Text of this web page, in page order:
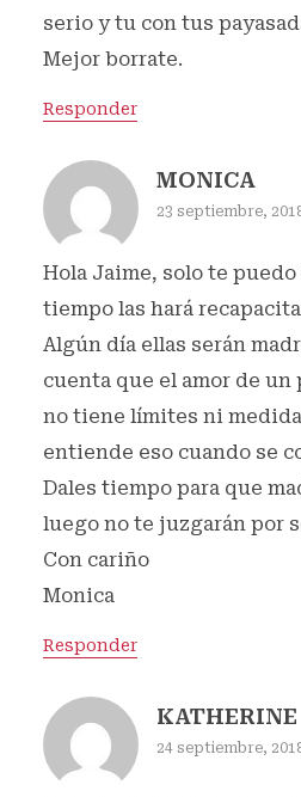
serio y tu con tus
Mejor borrate.
Responder
MONICA
23 septiembre,
Hola Jaime, solo te
tiempo las hará
Algún día ellas serán
cuenta que el amor de
no tiene límites ni
entiende eso cuando se
Dales tiempo para que
luego no te juzgarán por
Con cariño
Monica
Responder
KATHERINE
24 septiembre,